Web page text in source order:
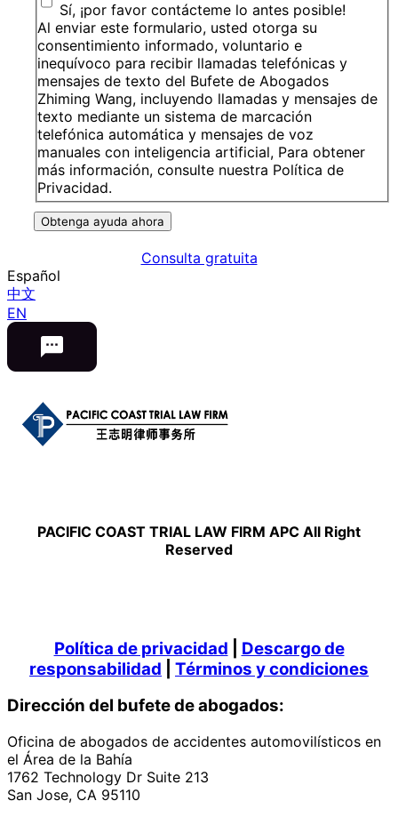
Sí, ¡por favor contácteme lo antes posible!
Al enviar este formulario, usted otorga su
consentimiento informado, voluntario e
inequívoco para recibir llamadas telefónicas y
mensajes de texto del Bufete de Abogados
Zhiming Wang, incluyendo llamadas y mensajes de
texto mediante un sistema de marcación
telefónica automática y mensajes de voz
manuales con inteligencia artificial, Para obtener
más información, consulte nuestra Política de
Privacidad.
Obtenga ayuda ahora
Consulta gratuita
Español
中文
EN
PACIFIC COAST TRIAL LAW FIRM APC All Right
Reserved
Política de privacidad
Descargo de
responsabilidad
Términos y condiciones
Dirección del bufete de abogados:
Oficina de abogados de accidentes automovilísticos en
el Área de la Bahía
1762 Technology Dr Suite 213
San Jose, CA 95110